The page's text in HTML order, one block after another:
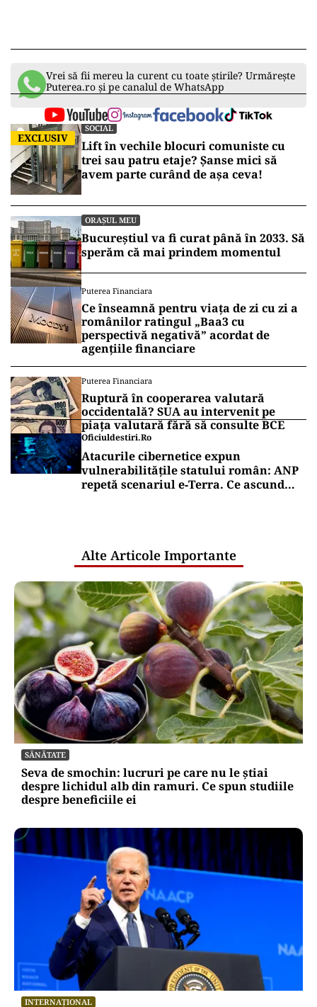
Vrei să fii mereu la curent cu toate știrile? Urmărește
Puterea.ro și pe canalul de WhatsApp
EXCLUSIV
SOCIAL
Lift în vechile blocuri comuniste cu
trei sau patru etaje? Șanse mici să
avem parte curând de așa ceva!
ORAȘUL MEU
Bucureștiul va fi curat până în 2033. Să
sperăm că mai prindem momentul
Puterea Financiara
Ce înseamnă pentru viața de zi cu zi a
românilor ratingul „Baa3 cu
perspectivă negativă” acordat de
agențiile financiare
Puterea Financiara
Ruptură în cooperarea valutară
occidentală? SUA au intervenit pe
piața valutară fără să consulte BCE
Oficiuldestiri.ro
Atacurile cibernetice expun
vulnerabilitățile statului român: ANP
repetă scenariul e‑Terra. Ce ascund
Alte Articole Importante
SĂNĂTATE
Seva de smochin: lucruri pe care nu le știai
despre lichidul alb din ramuri. Ce spun studiile
despre beneficiile ei
INTERNAȚIONAL